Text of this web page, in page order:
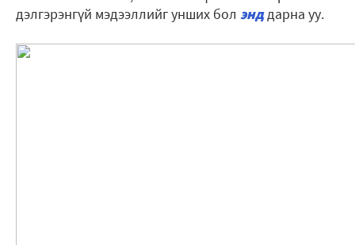
дэлгэрэнгүй мэдээллийг унших бол энддарна уу.